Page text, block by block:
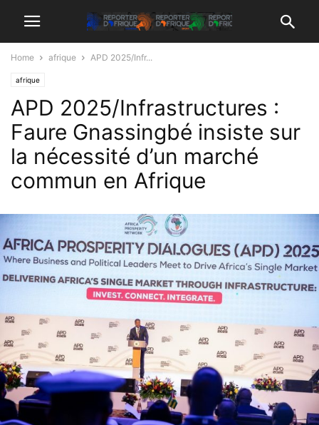
Home afrique APD 2025/Infr...
afrique
APD 2025/Infrastructures :
Faure Gnassingbé insiste sur
la nécessité d’un marché
commun en Afrique